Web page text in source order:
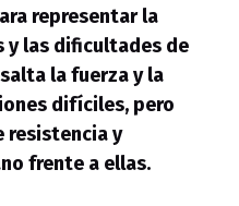
representar la
y las dificultades de
la fuerza y la
difíciles, pero
resistencia y
frente a ellas.